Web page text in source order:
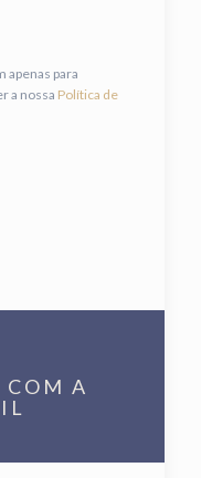
apenas para
a nossa Política de
A